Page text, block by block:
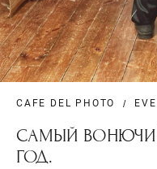
CAFE DEL PHOTO
САМЫЙ
ГОД.